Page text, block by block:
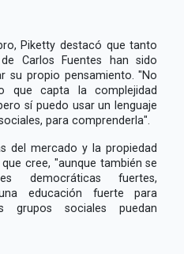
Piketty destacó que tanto
Carlos Fuentes han sido
su propio pensamiento. "No
que capta la complejidad
sí puedo usar un lenguaje
para comprenderla".
del mercado y la propiedad
cree, "aunque también se
democráticas fuertes,
educación fuerte para
grupos sociales puedan